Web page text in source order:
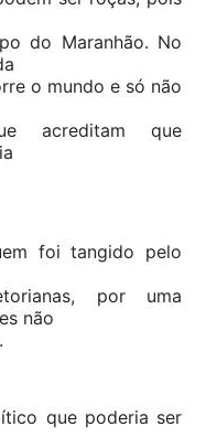
do Maranhão. No
o mundo e só não
acreditam que
foi tangido pelo
por uma
não
que poderia ser